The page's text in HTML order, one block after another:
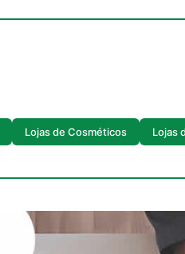
Lojas de Cosméticos Lojas